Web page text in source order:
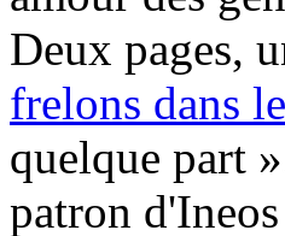
Deux pages,
frelons dans
quelque part
patron